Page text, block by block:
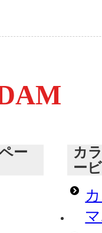
ー
カ
ー